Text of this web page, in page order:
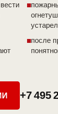
после
+7 495